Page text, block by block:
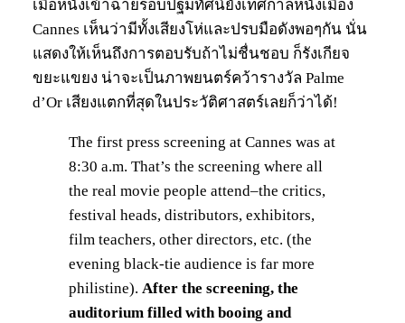
เมื่อหนังเข้าฉายรอบปฐมทัศน์ยังเทศกาลหนังเมือง
Cannes เห็นว่ามีทั้งเสียงโห่และปรบมือดังพอๆกัน นั่น
แสดงให้เห็นถึงการตอบรับถ้าไม่ชื่นชอบ ก็รังเกียจ
ขยะแขยง น่าจะเป็นภาพยนตร์คว้ารางวัล Palme
d’Or เสียงแตกที่สุดในประวัติศาสตร์เลยก็ว่าได้!
The first press screening at Cannes was at
8:30 a.m. That’s the screening where all
the real movie people attend–the critics,
festival heads, distributors, exhibitors,
film teachers, other directors, etc. (the
evening black-tie audience is far more
philistine). After the screening, the
auditorium filled with booing and